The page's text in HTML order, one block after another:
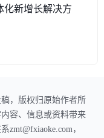
新增长解决方
，版权归原始作者所
容、信息或资料带来
zmt@fxiaoke.com，